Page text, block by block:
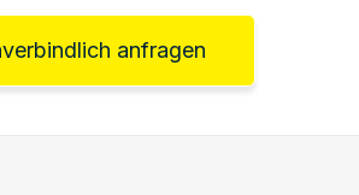
anfragen